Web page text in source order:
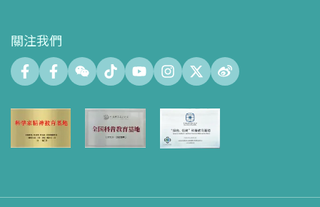
數字化製造實驗室 (FABLAB)
創客空間 (Maker Space)
- 智學園地
十五號展廳
- 科創育才綜合空間
關注我們